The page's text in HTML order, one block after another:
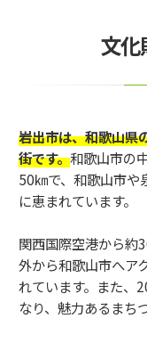
文化
岩出市は、和歌山県
街です。和歌山市の
50㎞で、和歌山市や
に恵まれています。
関西国際空港から約
外から和歌山市へア
れています。また、
なり、魅力あるまち